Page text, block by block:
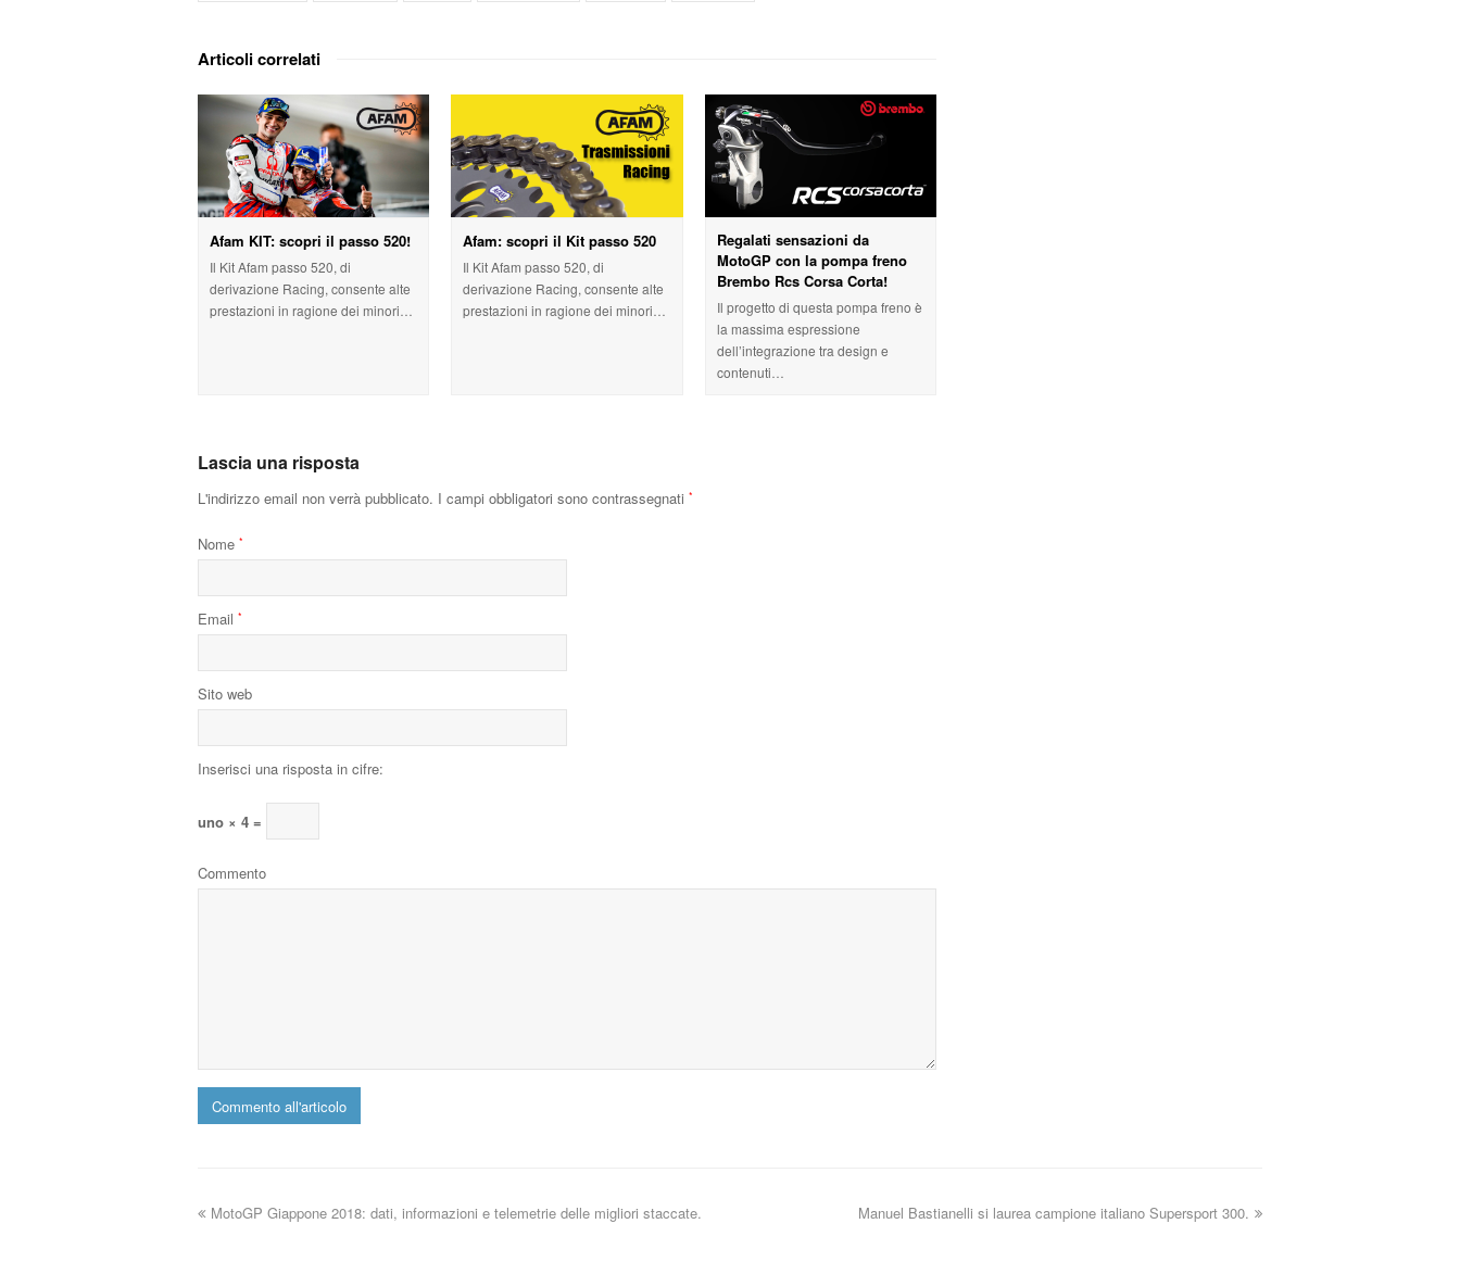
Articoli correlati
Afam KIT: scopri il passo 520!
Il Kit Afam passo 520, di
derivazione Racing, consente alte
prestazioni in ragione dei minori…
Afam: scopri il Kit passo 520
Il Kit Afam passo 520, di
derivazione Racing, consente alte
prestazioni in ragione dei minori…
Regalati sensazioni da
MotoGP con la pompa freno
Brembo Rcs Corsa Corta!
Il progetto di questa pompa freno è
la massima espressione
dell’integrazione tra design e
contenuti…
Lascia una risposta
L'indirizzo email non verrà pubblicato. I campi obbligatori sono contrassegnati *
Nome *
Email *
Sito web
Inserisci una risposta in cifre:
uno × 4 =
Commento
Manuel Bastianelli si laurea campione italiano Supersport 300.
MotoGP Giappone 2018: dati, informazioni e telemetrie delle migliori staccate.